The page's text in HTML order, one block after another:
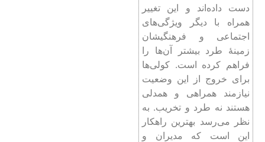
دست داده‌اند و این تغییر
همراه با دیگر ویژگی‌های
اجتماعی و فرهنگیشان
زمینۀ طرد بیشتر آن‌ها را
فراهم کرده است. کولی‌ها
برای خروج از این وضعیت
نیازمند همراهی و همدلی
هستند نه طرد و تخریب. به
نظر می‌رسد بهترین راهکار
این است که مدیران و